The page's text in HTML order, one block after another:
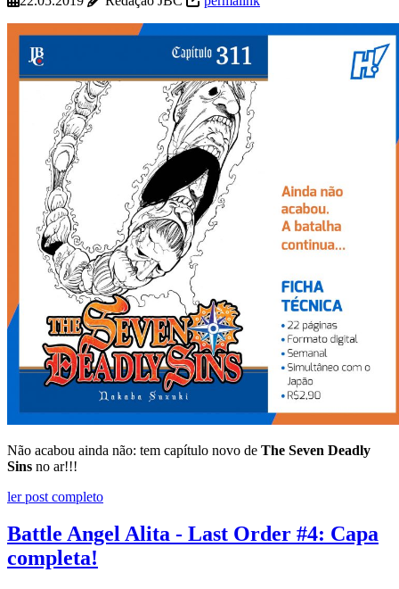
Não acabou ainda não: tem capítulo novo de The Seven Deadly
Sins no ar!!!
ler post completo
Battle Angel Alita - Last Order #4: Capa
completa!